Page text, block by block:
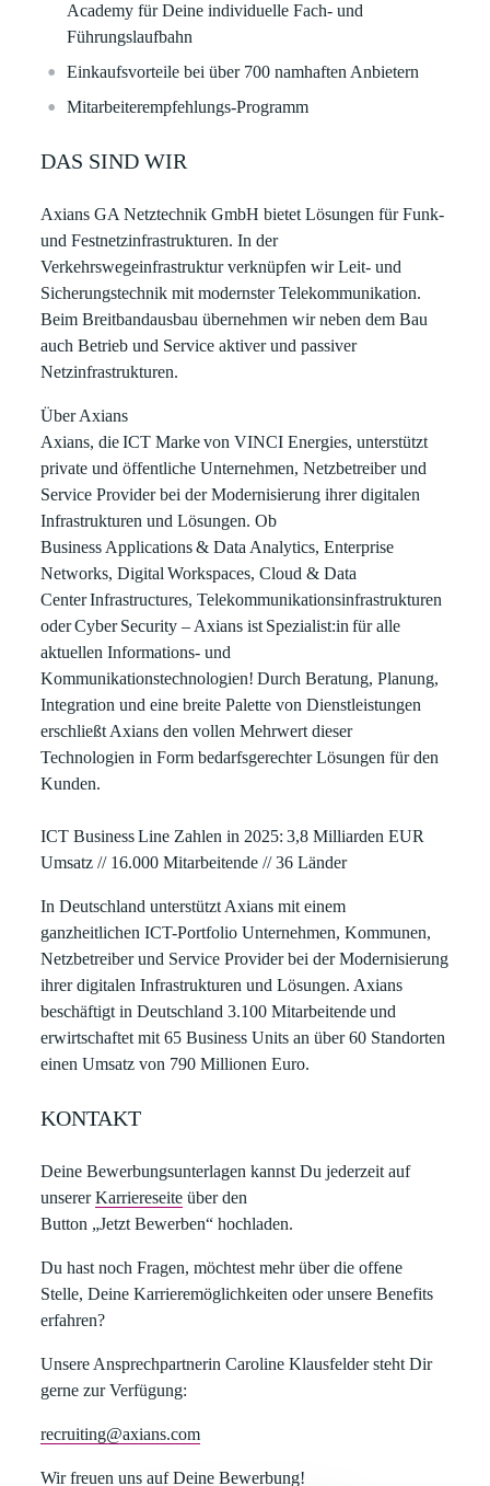
Academy für Deine individuelle Fach- und
Führungslaufbahn​​
Einkaufsvorteile bei über 700 namhaften Anbietern​​
Mitarbeiterempfehlungs-Programm ​
DAS SIND WIR
Axians GA Netztechnik GmbH bietet Lösungen für Funk-
und Festnetzinfrastrukturen. In der
Verkehrswegeinfrastruktur verknüpfen wir Leit- und
Sicherungstechnik mit modernster Telekommunikation.
Beim Breitbandausbau übernehmen wir neben dem Bau
auch Betrieb und Service aktiver und passiver
Netzinfrastrukturen.
Über Axians
Axians, die ICT Marke von VINCI Energies, unterstützt
private und öffentliche Unternehmen, Netzbetreiber und
Service Provider bei der Modernisierung ihrer digitalen
Infrastrukturen und Lösungen. Ob
Business Applications & Data Analytics, Enterprise
Networks, Digital Workspaces, Cloud & Data
Center Infrastructures, Telekommunikationsinfrastrukturen
oder Cyber Security – Axians ist Spezialist:in für alle
aktuellen Informations- und
Kommunikationstechnologien! Durch Beratung, Planung,
Integration und eine breite Palette von Dienstleistungen
erschließt Axians den vollen Mehrwert dieser
Technologien in Form bedarfsgerechter Lösungen für den
Kunden.
ICT Business Line Zahlen in 2025: 3,8 Milliarden EUR
Umsatz // 16.000 Mitarbeitende // 36 Länder
In Deutschland unterstützt Axians mit einem
ganzheitlichen ICT-Portfolio Unternehmen, Kommunen,
Netzbetreiber und Service Provider bei der Modernisierung
ihrer digitalen Infrastrukturen und Lösungen. Axians
beschäftigt in Deutschland 3.100 Mitarbeitende und
erwirtschaftet mit 65 Business Units an über 60 Standorten
einen Umsatz von 790 Millionen Euro.
KONTAKT
Deine Bewerbungsunterlagen kannst Du jederzeit auf
unsererKarriereseite über den
Button „Jetzt Bewerben“ hochladen.​
​Du hast noch Fragen, möchtest mehr über die offene
Stelle, Deine Karrieremöglichkeiten oder unsere Benefits
erfahren?​
​Unsere Ansprechpartnerin Caroline Klausfelder steht Dir
gerne zur Verfügung:​
recruiting@axians.com
​Wir freuen uns auf Deine Bewerbung!